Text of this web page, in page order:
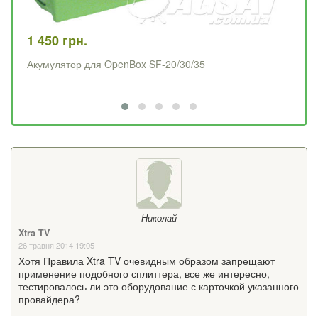
1 450 грн.
Акумулятор для OpenBox SF-20/30/35
Николай
Xtra TV
26 травня 2014 19:05
Хотя Правила Xtra TV очевидным образом запрещают
применение подобного сплиттера, все же интересно,
тестировалось ли это оборудование с карточкой указанного
провайдера?